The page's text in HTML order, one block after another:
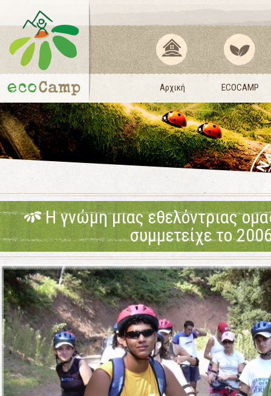
Αρχική ECOCAMP
Η γνώμη μιας εθελόντριας
συμμετείχε το